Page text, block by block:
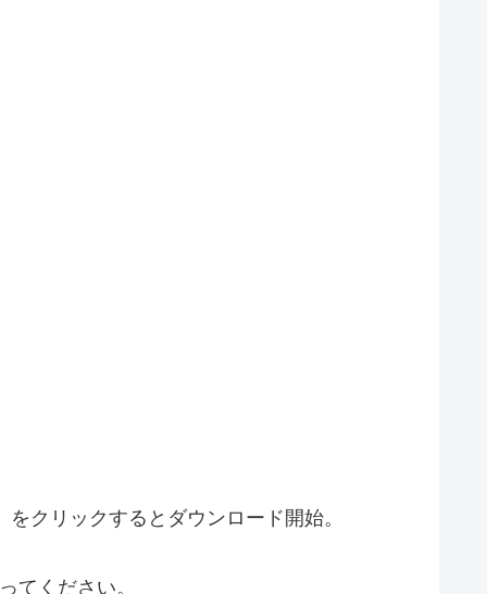
クリックするとダウンロード開始。
てください。